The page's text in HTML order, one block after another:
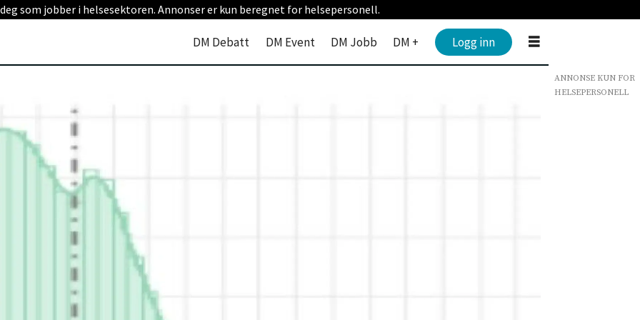
som jobber i helsesektoren. Annonser er kun beregnet for helsepersonell.
DM Debatt DM Event DM Jobb DM + Logg inn
ANNONSE KUN FOR
HELSEPERSONELL